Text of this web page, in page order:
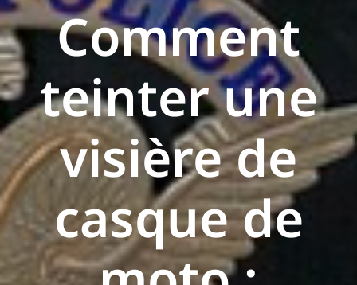
Comment
teinter une
visière de
casque de